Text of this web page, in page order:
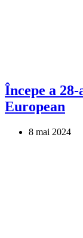
Începe a
European
8 mai 2024